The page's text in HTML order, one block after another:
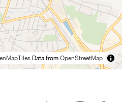
Data from OpenStreetMap